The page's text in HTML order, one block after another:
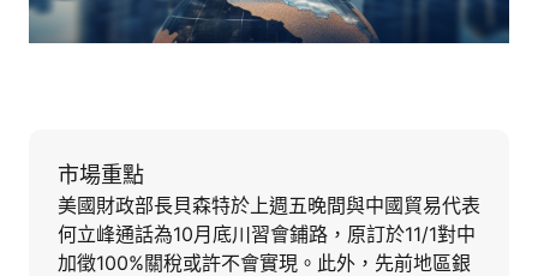
市場重點
美國財政部長貝森特於上週五晚間與中國貿易代表
何立峰通話為10月底川習會鋪路，原訂於11/1對中
加徵100%關稅或許不會實現。此外，先前地區銀